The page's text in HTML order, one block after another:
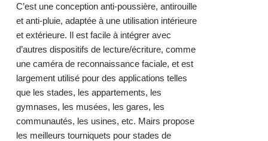
C’est une conception anti-poussière, antirouille
et anti-pluie, adaptée à une utilisation intérieure
et extérieure. Il est facile à intégrer avec
d’autres dispositifs de lecture/écriture, comme
une caméra de reconnaissance faciale, et est
largement utilisé pour des applications telles
que les stades, les appartements, les
gymnases, les musées, les gares, les
communautés, les usines, etc. Mairs propose
les meilleurs tourniquets pour stades de